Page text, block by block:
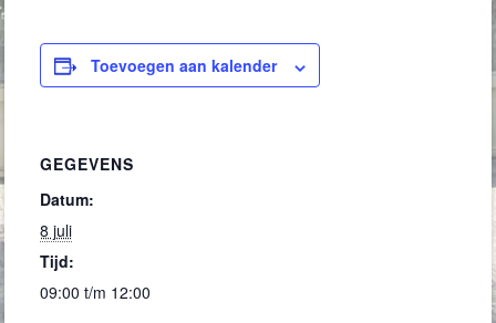
Toevoegen aan kalender
GEGEVENS
Datum:
8 juli
Tijd:
09:00 t/m 12:00